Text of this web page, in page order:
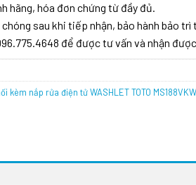
hãng, hóa đơn chứng từ đầy đủ.
chóng sau khi tiếp nhận, bảo hành bảo trì
để được tư vấn và nhận
kèm nắp rửa điện tử WASHLET TOTO